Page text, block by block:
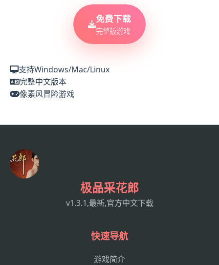
免费下载
完整版游戏
支持Windows/Mac/Linux
完整中文版本
像素风冒险游戏
极品采花郎
v1.3.1,最新,官方中文下载
快速导航
游戏简介